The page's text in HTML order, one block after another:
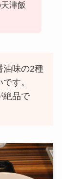
津飯
油味の2種
す。
絶品で